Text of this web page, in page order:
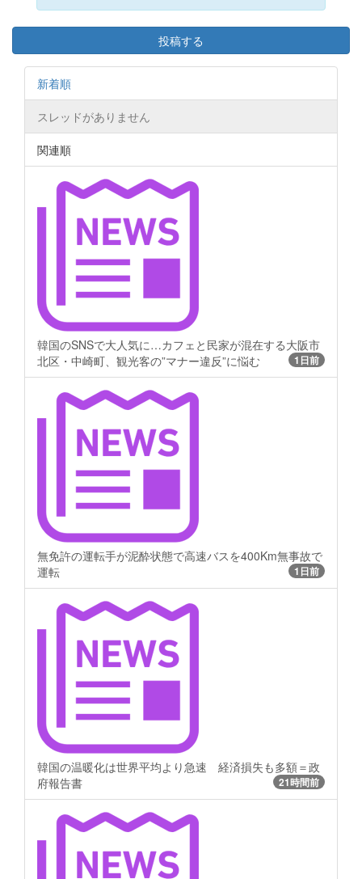
投稿する
新着順
スレッドがありません
関連順
韓国のSNSで大人気に…カフェと民家が混在する大阪市
北区・中崎町、観光客の”マナー違反”に悩む
1日前
無免許の運転手が泥酔状態で高速バスを400Km無事故で
運転
1日前
韓国の温暖化は世界平均より急速 経済損失も多額＝政
府報告書
21時間前